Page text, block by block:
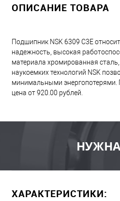
ОПИСАНИЕ ТОВАРА
Подшипник NSK 6309 C3E
надежность, высокая
материала хромированная
наукоемких технологий NSK
минимальными энергопотерями.
цена от 920.00 рублей.
ХАРАКТЕРИСТИКИ: